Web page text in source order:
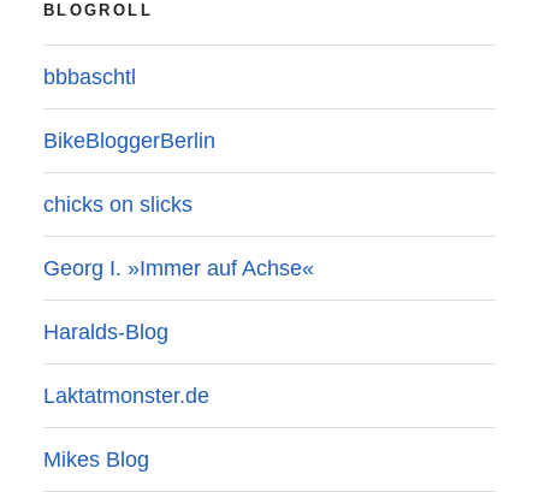
BLOGROLL
bbbaschtl
BikeBloggerBerlin
chicks on slicks
Georg I. »Immer auf Achse«
Haralds-Blog
Laktatmonster.de
Mikes Blog